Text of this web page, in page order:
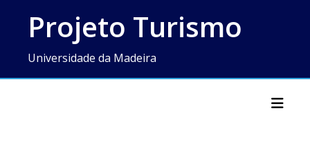
contentProjeto Turismo
Universidade da Madeira